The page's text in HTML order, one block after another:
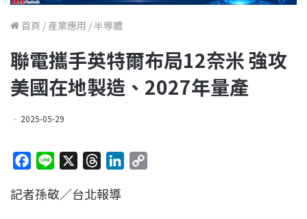
首頁 / 產業應用 /半導體
聯電攜手英特爾布局12奈米 強攻
美國在地製造、2027年量產
2025-05-29
c
n
r
記者孫敬／台北報導